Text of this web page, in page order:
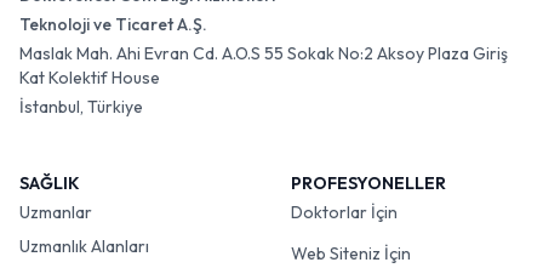
Teknoloji ve Ticaret A.Ş.
Maslak Mah. Ahi Evran Cd. A.O.S 55 Sokak No:2 Aksoy Plaza Giriş
Kat Kolektif House
İstanbul, Türkiye
SAĞLIK
Uzmanlar
Uzmanlık Alanları
PROFESYONELLER
Doktorlar İçin
Web Siteniz İçin